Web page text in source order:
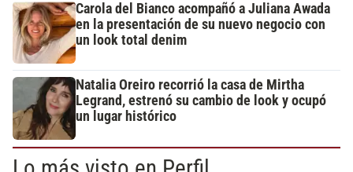
Carola del Bianco acompañó a Juliana Awada
en la presentación de su nuevo negocio con
un look total denim
Natalia Oreiro recorrió la casa de Mirtha
Legrand, estrenó su cambio de look y ocupó
un lugar histórico